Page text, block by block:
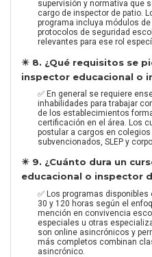
supervisión y normativa que
cargo de inspector de patio.
programa incluya módulos
protocolos de seguridad
relevantes para ese rol
✴️ 8. ¿Qué requisitos se
inspector educacional o
✅ En general se requiere
inhabilidades para trabajar
de los establecimientos
certificación en el área. Los
postular a cargos en
subvencionados, SLEP y
✴️ 9. ¿Cuánto dura un
educacional o inspector
✅ Los programas
30 y 120 horas según el
mención en convivencia
especiales u otras
son online asincrónicos y
más completos combinan
asincrónico.